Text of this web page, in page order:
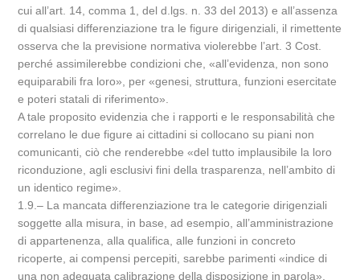
cui all’art. 14, comma 1, del d.lgs. n. 33 del 2013) e all’assenza
di qualsiasi differenziazione tra le figure dirigenziali, il rimettente
osserva che la previsione normativa violerebbe l’art. 3 Cost.
perché assimilerebbe condizioni che, «all’evidenza, non sono
equiparabili fra loro», per «genesi, struttura, funzioni esercitate
e poteri statali di riferimento».
A tale proposito evidenzia che i rapporti e le responsabilità che
correlano le due figure ai cittadini si collocano su piani non
comunicanti, ciò che renderebbe «del tutto implausibile la loro
riconduzione, agli esclusivi fini della trasparenza, nell’ambito di
un identico regime».
1.9.– La mancata differenziazione tra le categorie dirigenziali
soggette alla misura, in base, ad esempio, all’amministrazione
di appartenenza, alla qualifica, alle funzioni in concreto
ricoperte, ai compensi percepiti, sarebbe parimenti «indice di
una non adeguata calibrazione della disposizione in parola»,